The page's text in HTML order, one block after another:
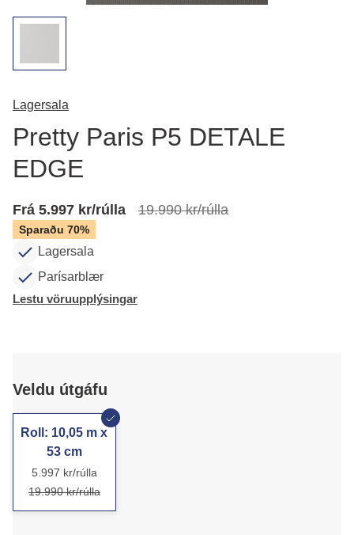
Lagersala
Pretty Paris P5 DETALE
EDGE
Frá 5.997 kr/rúlla 19.990 kr/rúlla
Sparaðu 70%
Lagersala
Parísarblær
Lestu vöruupplýsingar
Veldu útgáfu
Roll: 10,05 m x
53 cm
5.997 kr/rúlla
19.990 kr/rúlla